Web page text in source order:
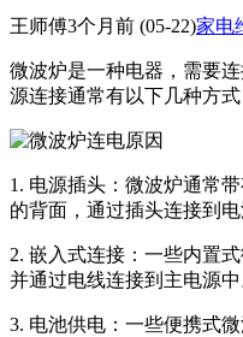
王师傅3个月前 (05-22)家电
微波炉是一种电器，需要
源连接通常有以下几种方式
1. 电源插头：微波炉通常
的背面，通过插头连接到电
2. 嵌入式连接：一些内置
并通过电线连接到主电源中
3. 电池供电：一些便携式